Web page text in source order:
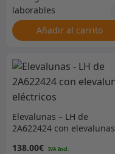
Añadir al carrito
Elevalunas – LH de
2A622424 con elevalunas
138.00€